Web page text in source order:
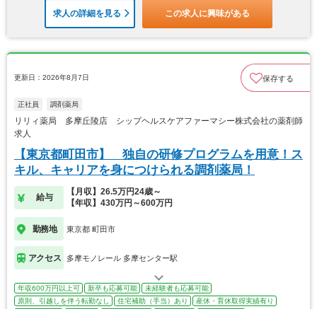
求人の詳細を見る この求人に興味がある
更新日：2026年8月7日 保存する
正社員 調剤薬局
リリィ薬局 多摩丘陵店 シップヘルスケアファーマシー株式会社の薬剤師
求人
【東京都町田市】 独自の研修プログラムを用意！ス
キル、キャリアを身につけられる調剤薬局！
給与
【月収】26.5万円24歳～
【年収】430万円～600万円
勤務地 東京都 町田市
アクセス 多摩モノレール 多摩センター駅
年収600万円以上可 新卒も応募可能
未経験者も応募可能
原則、引越しを伴う転勤なし
住宅補助（手当）あり
産休・育休取得実績有り